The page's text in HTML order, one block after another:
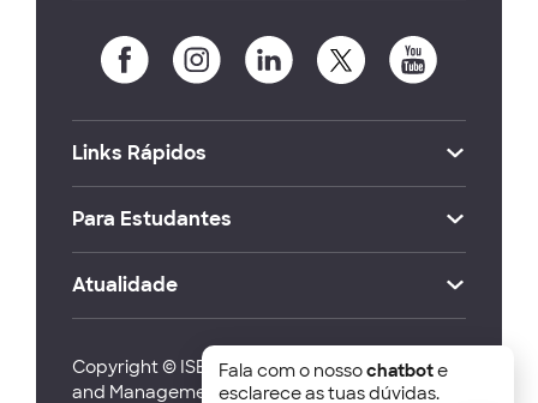
Links Rápidos
Para Estudantes
Atualidade
Copyright © ISEG Lisbon School of Economics
and Management 2026
Fala com o nossochatbote
esclarece as tuas dúvidas.